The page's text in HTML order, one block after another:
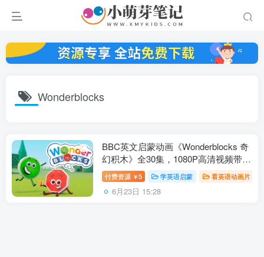
Wonderblocks
BBC英文启蒙动画《Wonderblocks 奇
幻积木》全30集，1080P高清视频带英
文字幕，百度云网盘下载！
付费资源 ￥5 学英语启蒙 看英语动画片
6月23日 15:28